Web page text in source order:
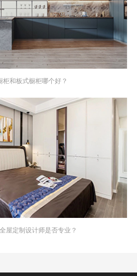
柜和板式橱柜哪个好？
屋定制设计师是否专业？